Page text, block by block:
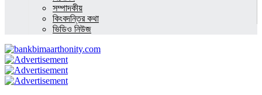
সম্পাদকীয়
কিংবদন্তির কথা
ভিডিও নিউজ